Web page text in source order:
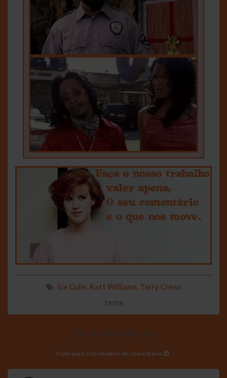
Ice Cube, Katt Williams, Terry Crews
teste
5 comentários
Pular para o formulário de comentário